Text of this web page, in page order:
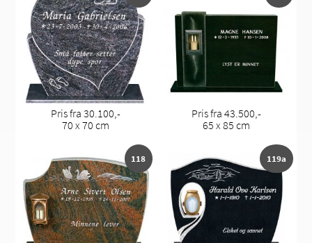
Pris fra 30.100,-
70 x 70 cm
Pris fra 43.500,-
65 x 85 cm
118 119a